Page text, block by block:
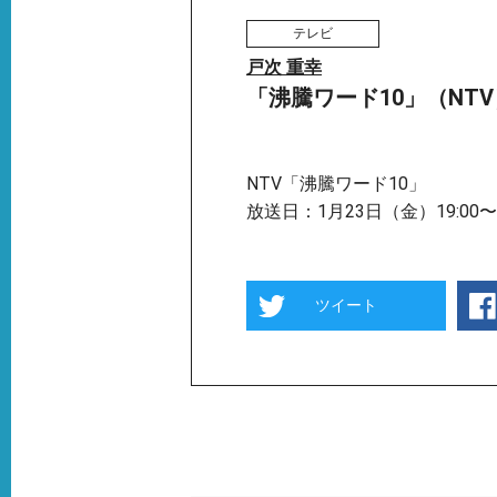
テレビ
戸次 重幸
「沸騰ワード10」（NTV
NTV「沸騰ワード10」
放送日：1月23日（金）19:00〜
ツイート